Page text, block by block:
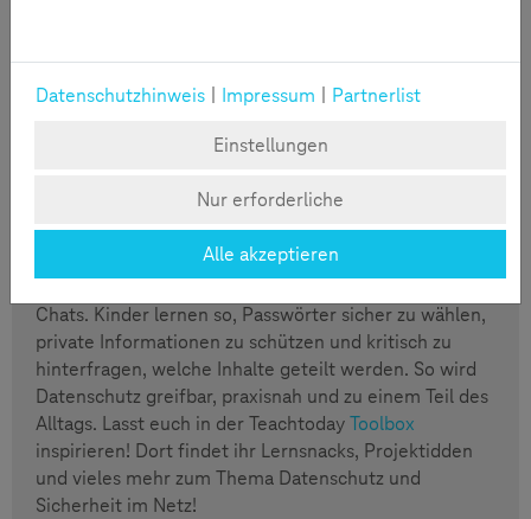
Daten eine App sammelt, oder kleine Spiele nutzen,
bei denen Kinder Entscheidungen über Informationen
sondern geben ihnen auch konkrete
Handlungsstrategien. Gleichzeitig kann man
alltägliche Situationen aufgreifen, z. B. das Erstellen
eines Profilbildes oder das Teilen von Geschichten in
Chats. Kinder lernen so, Passwörter sicher zu wählen,
private Informationen zu schützen und kritisch zu
hinterfragen, welche Inhalte geteilt werden. So wird
Datenschutz greifbar, praxisnah und zu einem Teil des
Alltags. Lasst euch in der TeachtodayToolbox
inspirieren! Dort findet ihr Lernsnacks, Projektidden
und vieles mehr zum Thema Datenschutz und
Sicherheit im Netz!
Datenschutzhinweis Impressum
Partnerlist
Einstellungen
Nur erforderliche
Alle akzeptieren